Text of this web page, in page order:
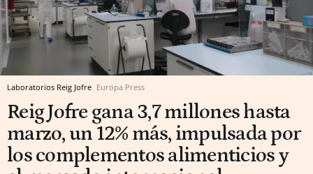
Laboratorios Reig Jofre Europa Press
Reig Jofre gana 3,7 millones hasta
marzo, un 12% más, impulsada por
los complementos alimenticios y